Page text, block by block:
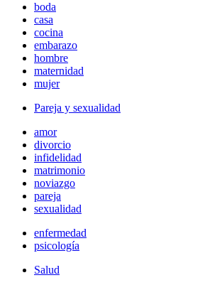
boda
casa
cocina
embarazo
hombre
maternidad
mujer
Pareja y sexualidad
amor
divorcio
infidelidad
matrimonio
noviazgo
pareja
sexualidad
enfermedad
psicología
Salud